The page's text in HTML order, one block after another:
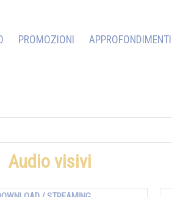
PROMOZIONI APPROFONDIMENTI
Audio visivi